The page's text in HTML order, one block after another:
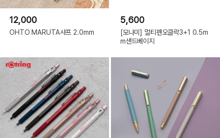
12,000
OHTO MARUTA샤프 2.0mm
5,600
[모나미] 멀티펜오클락3+1 0.5m
m샌드베이지